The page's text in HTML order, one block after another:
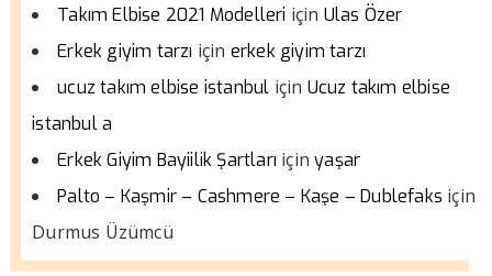
Takım Elbise 2021 Modelleri için Ulas Özer
Erkek giyim tarzı için erkek giyim tarzı
ucuz takım elbise istanbul için Ucuz takım elbise
istanbul a
Erkek Giyim Bayiilik Şartları içinyaşar
Palto – Kaşmir – Cashmere – Kaşe – Dublefaks için
Durmus Üzümcü